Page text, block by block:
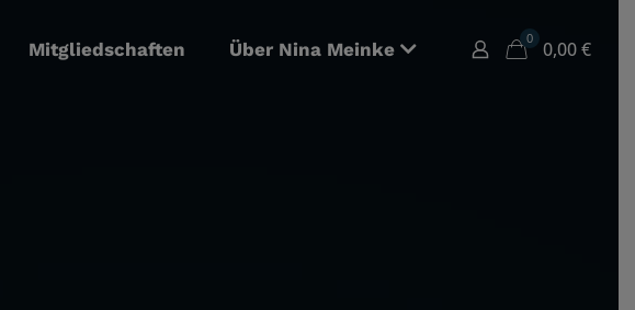
Mitgliedschaften Über Nina Meinke
0 0,00€